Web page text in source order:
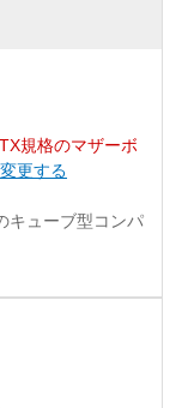
規格のマザーボ
更する
キューブ型コンパ